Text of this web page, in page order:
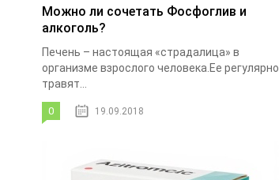
Можно ли сочетать Фосфоглив и
алкоголь?
Печень – настоящая «страдалица» в
организме взрослого человека.Ее регулярно
травят...
0 19.09.2018